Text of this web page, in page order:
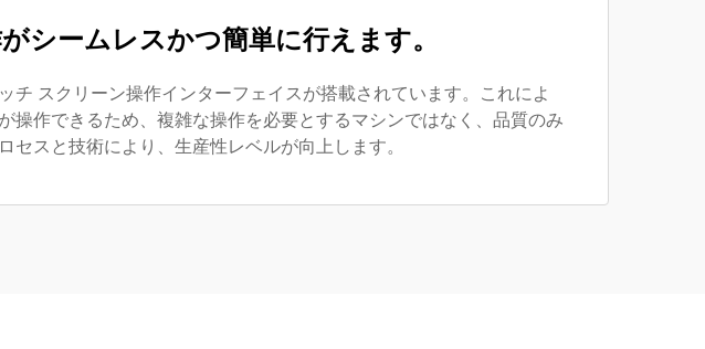
シームレスかつ簡単に行えます。
スクリーン操作インターフェイスが搭載されています。これによ
作できるため、複雑な操作を必要とするマシンではなく、品質のみ
スと技術により、生産性レベルが向上します。